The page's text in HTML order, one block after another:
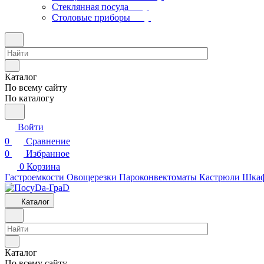
Стеклянная посуда
Столовые приборы
Каталог
По всему сайту
По каталогу
Войти
0
Сравнение
0
Избранное
0 Корзина
Гастроемкости Овощерезки Пароконвектоматы Кастрюли
Каталог
Каталог